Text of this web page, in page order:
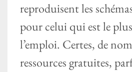
reproduisent les
pour celui qui est le
l’emploi. Certes, de
ressources gratuites,